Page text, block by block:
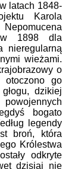
latach 1848-
Karola
w 1898 dla
nieregularną
wieżami.
o
go
dzikiej
bogato
legendy
broń, która
Królestwa
odkryte
dzisiaj nie